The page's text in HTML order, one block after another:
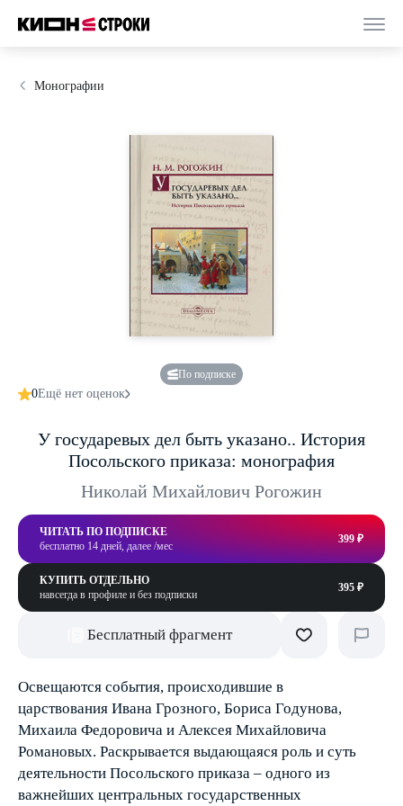
Монографии
По подписке
0Ещё нет оценок
У государевых дел быть указано.. История
Посольского приказа: монография
Николай Михайлович Рогожин
ЧИТАТЬ ПО ПОДПИСКЕ
бесплатно 14 дней, далее /мес
399 ₽
КУПИТЬ ОТДЕЛЬНО
навсегда в профиле и без подписки
395 ₽
Бесплатный фрагмент
Освещаются события, происходившие в
царствования Ивана Грозного, Бориса Годунова,
Михаила Федоровича и Алексея Михайловича
Романовых. Раскрывается выдающаяся роль и суть
деятельности Посольского приказа – одного из
важнейших центральных государственных